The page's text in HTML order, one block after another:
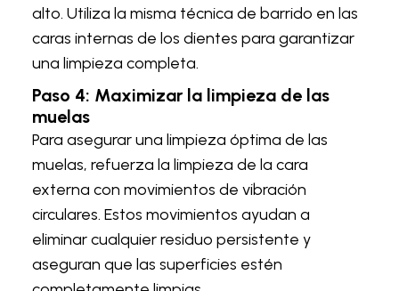
alto. Utiliza la misma técnica de barrido en las
caras internas de los dientes para garantizar
una limpieza completa.
Paso 4: Maximizar la limpieza de las
muelas
Para asegurar una limpieza óptima de las
muelas, refuerza la limpieza de la cara
externa con movimientos de vibración
circulares. Estos movimientos ayudan a
eliminar cualquier residuo persistente y
aseguran que las superficies estén